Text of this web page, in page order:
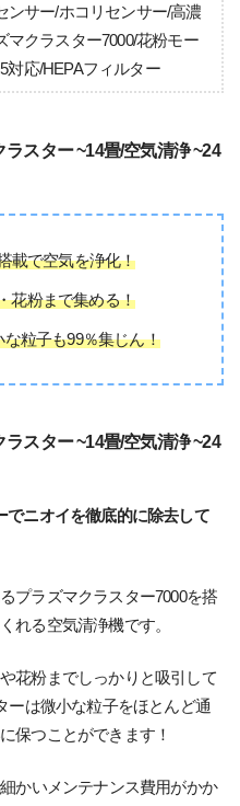
ンサー/ホコリセンサー/高濃
マクラスター7000/花粉モー
対応/HEPAフィルター
スター ~14畳/空気清浄 ~24
載で空気を浄化！
花粉まで集める！
粒子も99％集じん！
スター ~14畳/空気清浄 ~24
でニオイを徹底的に除去して
プラズマクラスター7000を搭
れる空気清浄機です。
花粉までしっかりと吸引して
ーは微小な粒子をほとんど通
保つことができます！
かいメンテナンス費用がかか